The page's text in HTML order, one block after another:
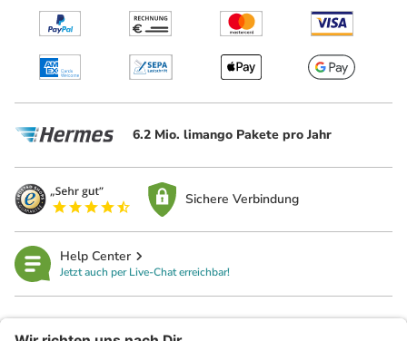
6.2 Mio. limango Pakete pro Jahr
Sichere Verbindung
Help Center
Jetzt auch per Live-Chat erreichbar!